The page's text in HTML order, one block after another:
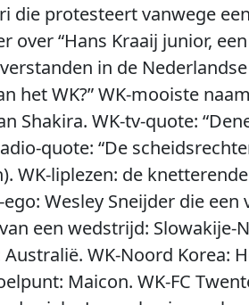
die protesteert vanwege
over “Hans Kraaij junior,
in de
het WK?” WK-mooiste
Shakira. WK-tv-quote:
quote: “De
WK-liplezen: de
Wesley Sneijder die
een wedstrijd: Slowakije-
WK-Noord Korea:
Maicon. WK-FC